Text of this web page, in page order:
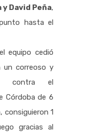
y David Peña,
hasta el
equipo cedió
un correoso y
contra el
Córdoba de 6
consiguieron 1
gracias al